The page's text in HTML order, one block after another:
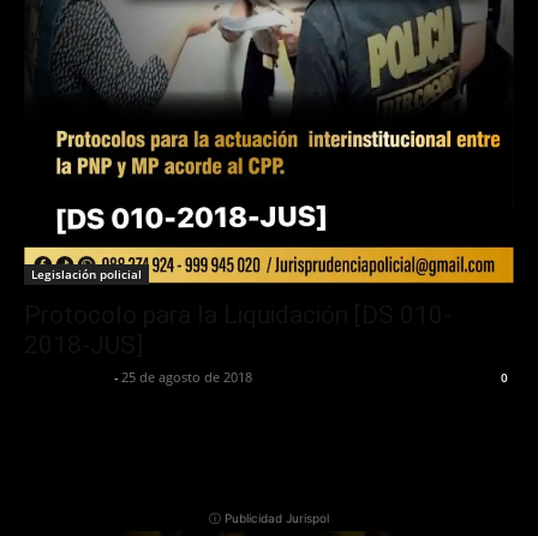
Legislación policial
- 25 de agosto de 2018 0
ⓘ Publicidad Jurispol